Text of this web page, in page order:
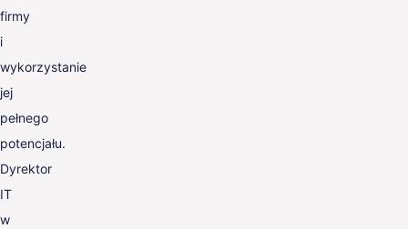
firmy
i
wykorzystanie
jej
pełnego
potencjału.
Dyrektor
IT
w